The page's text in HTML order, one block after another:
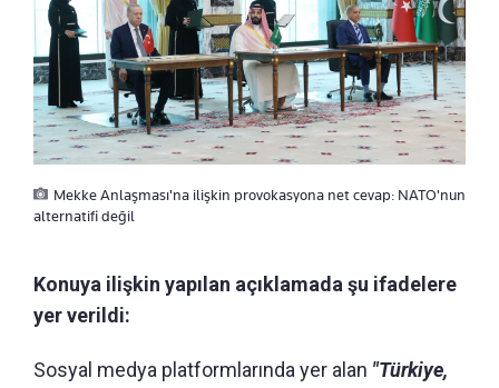
Mekke Anlaşması'na ilişkin provokasyona net cevap: NATO'nun
alternatifi değil
Konuya ilişkin yapılan açıklamada şu ifadelere
yer verildi:
Sosyal medya platformlarında yer alan "Türkiye,